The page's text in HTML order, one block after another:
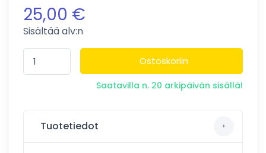
25,00 €
Sisältää alv:n
Ostoskoriin
Saatavilla n. 20 arkipäivän sisällä!
Tuotetiedot